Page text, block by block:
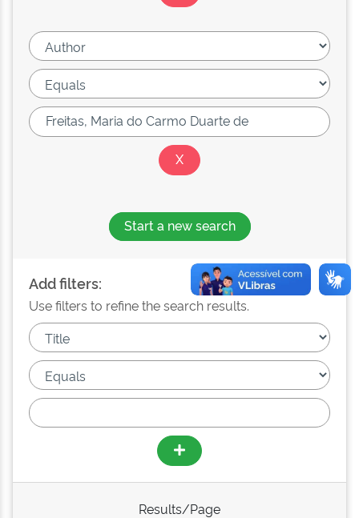
Start a new search
Add filters:
Use filters to refine the search results.
Results/Page